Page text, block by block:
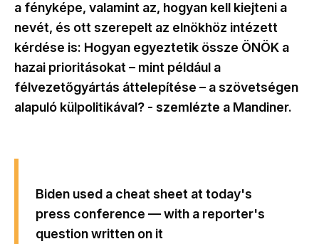
a fényképe, valamint az, hogyan kell kiejteni a
nevét, és ott szerepelt az elnökhöz intézett
kérdése is: Hogyan egyeztetik össze ÖNÖK a
hazai prioritásokat – mint például a
félvezetőgyártás áttelepítése – a szövetségen
alapuló külpolitikával? - szemlézte a Mandiner.
Biden used a cheat sheet at today's
press conference — with a reporter's
question written on it